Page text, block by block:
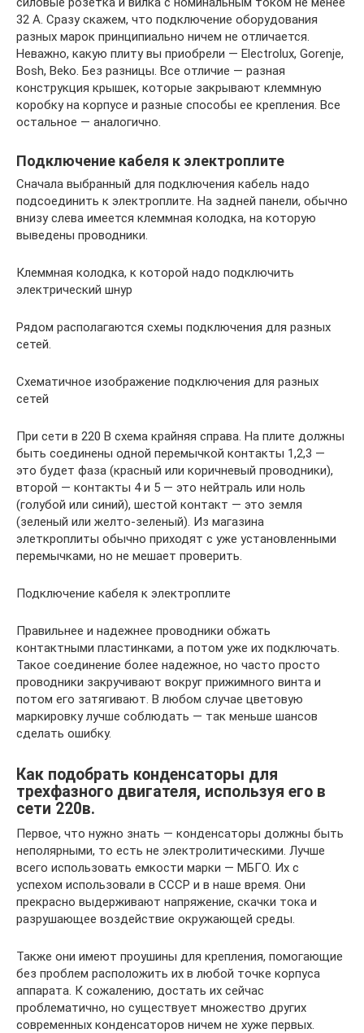
32 А. Сразу скажем, что подключение оборудования
разных марок принципиально ничем не отличается.
Неважно, какую плиту вы приобрели — Electrolux, Gorenje,
Bosh, Beko. Без разницы. Все отличие — разная
конструкция крышек, которые закрывают клеммную
коробку на корпусе и разные способы ее крепления. Все
остальное — аналогично.
Подключение кабеля к электроплите
Сначала выбранный для подключения кабель надо
подсоединить к электроплите. На задней панели, обычно
внизу слева имеется клеммная колодка, на которую
выведены проводники.
Клеммная колодка, к которой надо подключить
электрический шнур
Рядом располагаются схемы подключения для разных
сетей.
Схематичное изображение подключения для разных
сетей
При сети в 220 В схема крайняя справа. На плите должны
быть соединены одной перемычкой контакты 1,2,3 —
это будет фаза (красный или коричневый проводники),
второй — контакты 4 и 5 — это нейтраль или ноль
(голубой или синий), шестой контакт — это земля
(зеленый или желто-зеленый). Из магазина
элеткроплиты обычно приходят с уже установленными
перемычками, но не мешает проверить.
Подключение кабеля к электроплите
Правильнее и надежнее проводники обжать
контактными пластинками, а потом уже их подключать.
Такое соединение более надежное, но часто просто
проводники закручивают вокруг прижимного винта и
потом его затягивают. В любом случае цветовую
маркировку лучше соблюдать — так меньше шансов
сделать ошибку.
Как подобрать конденсаторы для
трехфазного двигателя, используя его в
сети 220в.
Первое, что нужно знать ― конденсаторы должны быть
неполярными, то есть не электролитическими. Лучше
всего использовать емкости марки ― МБГО. Их с
успехом использовали в СССР и в наше время. Они
прекрасно выдерживают напряжение, скачки тока и
разрушающее воздействие окружающей среды.
Также они имеют проушины для крепления, помогающие
без проблем расположить их в любой точке корпуса
аппарата. К сожалению, достать их сейчас
проблематично, но существует множество других
современных конденсаторов ничем не хуже первых.